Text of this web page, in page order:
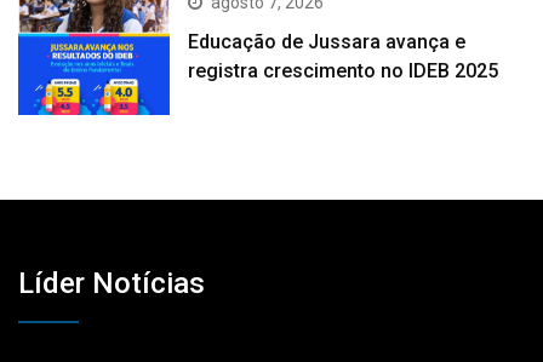
Educação de Jussara avança e
registra crescimento no IDEB 2025
Líder Notícias